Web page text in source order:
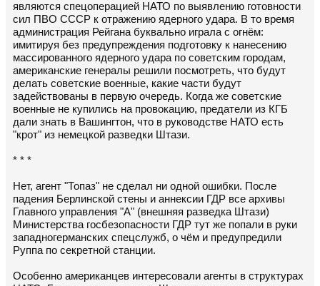
являются спецоперацией НАТО по выявлению готовности
сил ПВО СССР к отражению ядерного удара. В то время
администрация Рейгана буквально играла с огнём:
имитируя без предупреждения подготовку к нанесению
массированного ядерного удара по советским городам,
американские генералы решили посмотреть, что будут
делать советские военные, какие части будут
задействованы в первую очередь. Когда же советские
военные не купились на провокацию, предатели из КГБ
дали знать в Вашингтон, что в руководстве НАТО есть
"крот" из немецкой разведки Штази.
* * *
Нет, агент "Топаз" не сделал ни одной ошибки. После
падения Берлинской стены и аннексии ГДР все архивы
Главного управления "А" (внешняя разведка Штази)
Министерства госбезопасности ГДР тут же попали в руки
западногерманских спецслужб, о чём и предупредили
Руппа по секретной станции.
Особенно американцев интересовали агенты в структурах